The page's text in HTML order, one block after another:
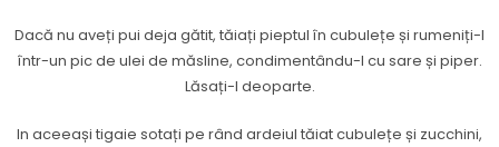
Dacă nu aveți pui deja gătit, tăiați pieptul în cubulețe și rumeniți-l
într-un pic de ulei de măsline, condimentându-l cu sare și piper.
Lăsați-l deoparte.
In aceeași tigaie sotați pe rând ardeiul tăiat cubulețe și zucchini,